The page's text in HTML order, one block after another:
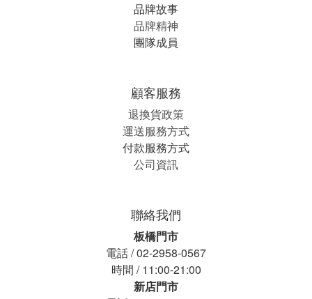
品牌故事
品牌精神
團隊成員
顧客服務
退換貨政策
運送服務方式
付款服務方式
公司資訊
聯絡我們
板橋門市
電話 / 02-2958-0567
時間 / 11:00-21:00
新店門市